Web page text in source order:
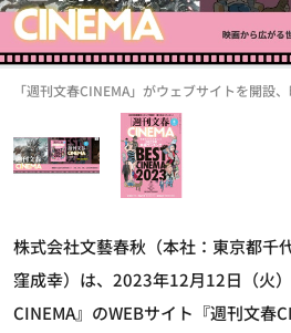
「週刊文春CINEMA」がウェブサイトを開設
株式会社文藝春秋（本社：東京都千
窪成幸）は、2023年12月12日（火
CINEMA』のWEBサイト『週刊文春